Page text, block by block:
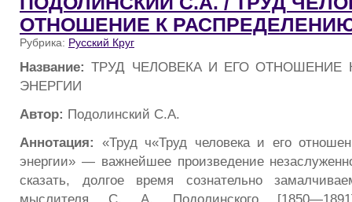
ОТНОШЕНИЕ К
Рубрика: Русский Круг
Название: ТРУД ЧЕЛОВЕКА И ЕГО ОТНОШЕНИЕ
ЭНЕРГИИ
Автор: Подолинский С.А.
Аннотация: «Труд ч«Труд человека и его
энергии» — важнейшее произведение
сказать, долгое время сознательно
мыслителя С. А. Подолинского